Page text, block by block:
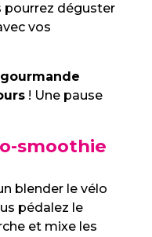
pourrez déguster
vos
gourmande
! Une pause
smoothie
blender le vélo
pédalez le
et mixe les